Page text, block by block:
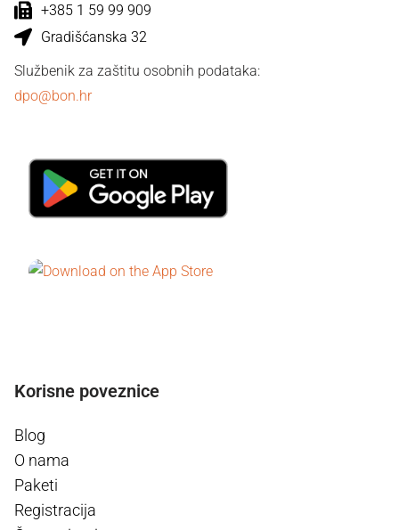
+385 1 59 99 909
Gradišćanska 32
Službenik za zaštitu osobnih podataka:
dpo@bon.hr
Korisne poveznice
Blog
O nama
Paketi
Registracija